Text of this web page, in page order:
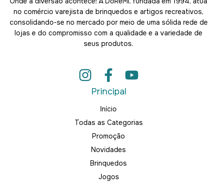
no comércio varejista de brinquedos e artigos recreativos,
consolidando-se no mercado por meio de uma sólida rede de
lojas e do compromisso com a qualidade e a variedade de
seus produtos.
Principal
Início
Todas as Categorias
Promoção
Novidades
Brinquedos
Jogos